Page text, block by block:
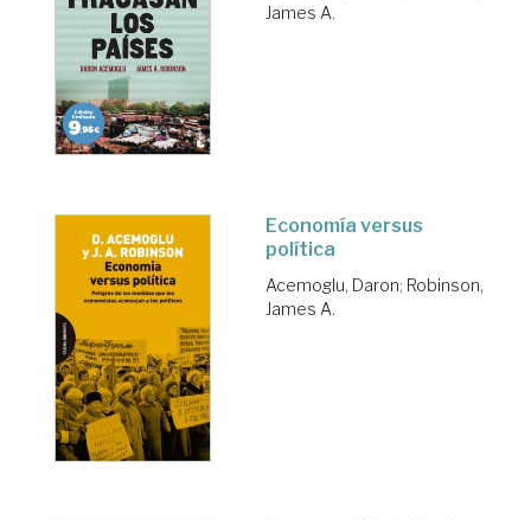
James A.
Economía versus
política
Acemoglu, Daron; Robinson,
James A.